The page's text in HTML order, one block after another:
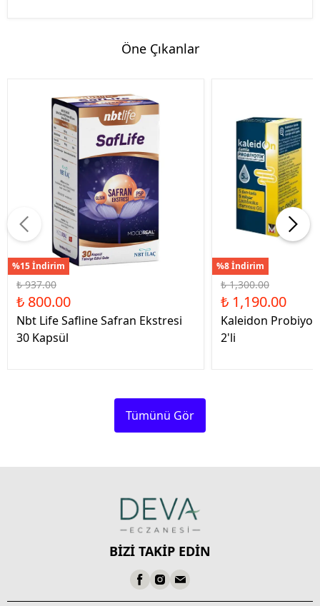
Öne Çıkanlar
%15 İndirim
₺ 937.00
₺ 800.00
Nbt Life Safline Safran Ekstresi
30 Kapsül
%8 İndirim
₺ 1,300.00
₺ 1,190.00
Kaleidon
2'li
Tümünü Gör
BİZİ TAKİP EDİN